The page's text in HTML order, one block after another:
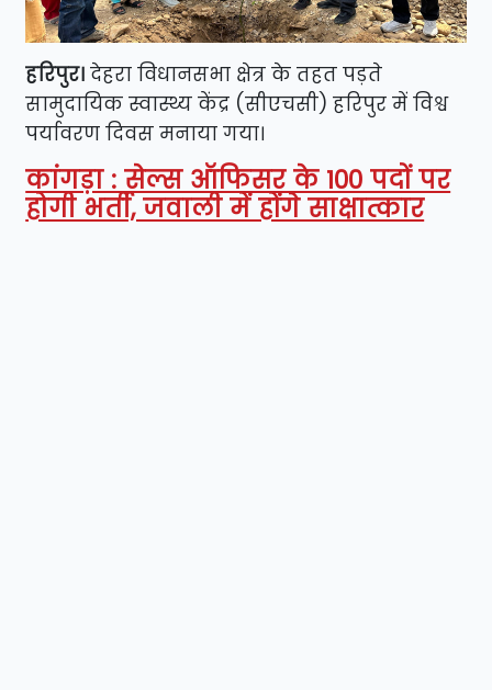
हरिपुर।देहरा विधानसभा क्षेत्र के तहत पड़ते
सामुदायिक स्वास्थ्य केंद्र (सीएचसी) हरिपुर में विश्व
पर्यावरण दिवस मनाया गया।
कांगड़ा : सेल्स ऑफिसर के 100 पदों पर
होगी भर्ती, जवाली में होंगे साक्षात्कार